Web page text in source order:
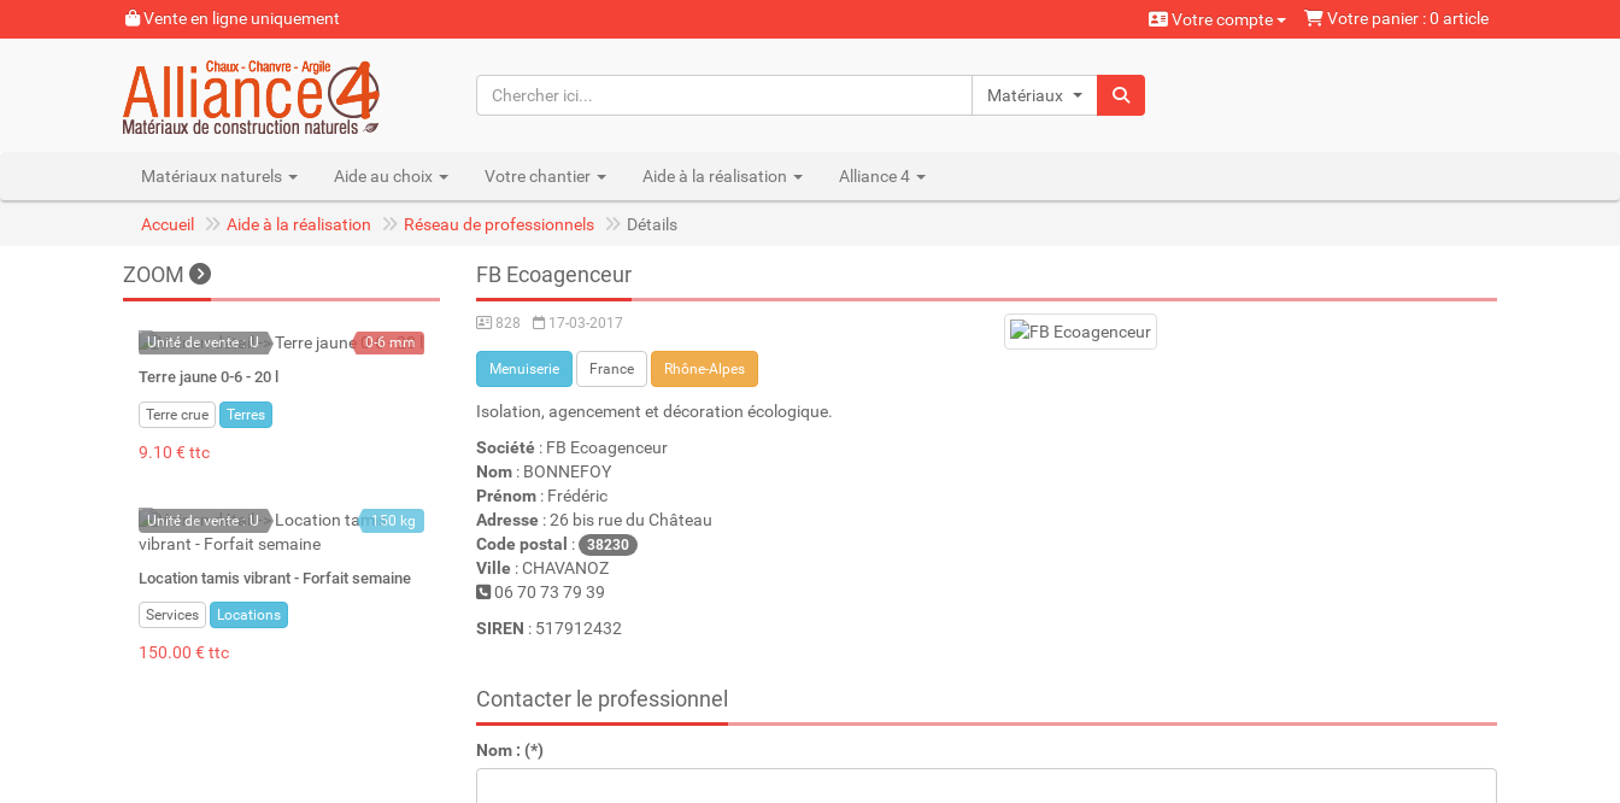
Vente en ligne uniquement Votre compte Votre panier : 0 article
Matériaux naturels
Matériaux naturels Aide au choix Votre chantier Aide à la réalisation Alliance 4
Accueil Aide à la réalisation Réseau de professionnels Détails
ZOOM
Unité de vente : U
0-6 mm
Terre jaune 0-6 - 20 l
Terre crue Terres
9.10 € ttc
Unité de vente : U 150 kg
Location tamis vibrant - Forfait semaine
Services Locations
150.00 € ttc
FB Ecoagenceur
828 17-03-2017
Menuiserie France Rhône-Alpes
Isolation, agencement et décoration écologique.
Société: FB Ecoagenceur
Nom: BONNEFOY
Prénom: Frédéric
Adresse: 26 bis rue du Château
Code postal : 38230
Ville: CHAVANOZ
06 70 73 79 39
SIREN : 517912432
Contacter le professionnel
Nom : (*)